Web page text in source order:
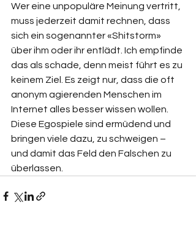
Wer eine unpopuläre Meinung vertritt,
muss jederzeit damit rechnen, dass
sich ein sogenannter «Shitstorm»
über ihm oder ihr entlädt. Ich empfinde
das als schade, denn meist führt es zu
keinem Ziel. Es zeigt nur, dass die oft
anonym agierenden Menschen im
Internet alles besser wissen wollen.
Diese Egospiele sind ermüdend und
bringen viele dazu, zu schweigen –
und damit das Feld den Falschen zu
überlassen.